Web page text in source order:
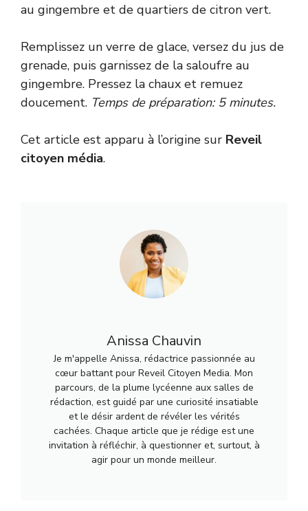
au gingembre et de quartiers de citron vert.
Remplissez un verre de glace, versez du jus de
grenade, puis garnissez de la saloufre au
gingembre. Pressez la chaux et remuez
doucement. Temps de préparation: 5 minutes.
Cet article est apparu à l’origine sur Reveil
citoyen média.
Anissa Chauvin
Je m'appelle Anissa, rédactrice passionnée au
cœur battant pour Reveil Citoyen Media. Mon
parcours, de la plume lycéenne aux salles de
rédaction, est guidé par une curiosité insatiable
et le désir ardent de révéler les vérités
cachées. Chaque article que je rédige est une
invitation à réfléchir, à questionner et, surtout, à
agir pour un monde meilleur.